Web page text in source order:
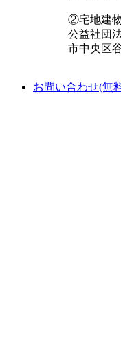
②宅地建
公益社団
市中央区
お問い合わせ(無